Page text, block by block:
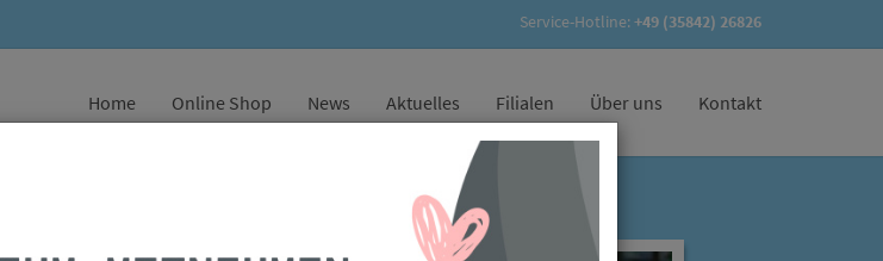
Service-Hotline: +49 (35842) 26826
Home Online Shop News Aktuelles Filialen Über uns Kontakt